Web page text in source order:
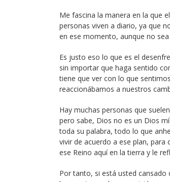
Me fascina la manera en la que
personas viven a diario, ya que
en ese momento, aunque no
Es justo eso lo que es el
sin importar que haga sentido
tiene que ver con lo que
reaccionábamos a nuestros
Hay muchas personas que
pero sabe, Dios no es un Dios
toda su palabra, todo lo que
vivir de acuerdo a ese plan,
ese Reino aquí en la tierra y le
Por tanto, si está usted cansado